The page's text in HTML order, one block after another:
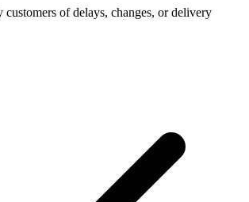
of delays, changes, or delivery